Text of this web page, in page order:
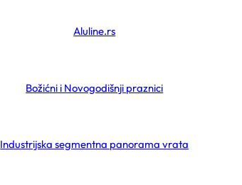
Aluline.rs
Božićni i Novogodišnji praznici
Industrijska segmentna panorama vrata